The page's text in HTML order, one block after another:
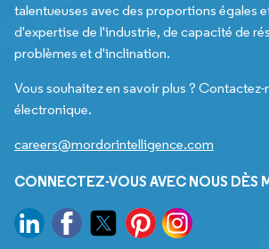
talentueuses avec des proportions égales
d'expertise de l'industrie, de capacité de
problèmes et d'inclination.
Vous souhaitez en savoir plus ?
électronique.
careers@mordorintelligence.com
CONNECTEZ-VOUS AVEC NOUS DÈS